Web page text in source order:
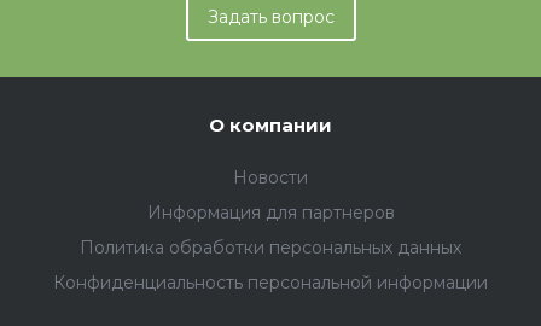
Задать вопрос
О компании
Новости
Информация для партнеров
Политика обработки персональных данных
Конфиденциальность персональной информации